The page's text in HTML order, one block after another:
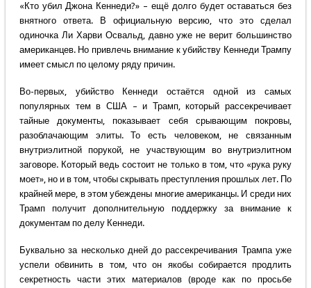
«Кто убил Джона Кеннеди?» – ещё долго будет оставаться без
внятного ответа. В официальную версию, что это сделал
одиночка Ли Харви Освальд, давно уже не верит большинство
американцев. Но привлечь внимание к убийству Кеннеди Трампу
имеет смысл по целому ряду причин.
Во-первых, убийство Кеннеди остаётся одной из самых
популярных тем в США – и Трамп, который рассекречивает
тайные документы, показывает себя срывающим покровы,
разоблачающим элиты. То есть человеком, не связанным
внутриэлитной порукой, не участвующим во внутриэлитном
заговоре. Который ведь состоит не только в том, что «рука руку
моет», но и в том, чтобы скрывать преступления прошлых лет. По
крайней мере, в этом убеждены многие американцы. И среди них
Трамп получит дополнительную поддержку за внимание к
документам по делу Кеннеди.
Буквально за несколько дней до рассекречивания Трампа уже
успели обвинить в том, что он якобы собирается продлить
секретность части этих материалов (вроде как по просьбе